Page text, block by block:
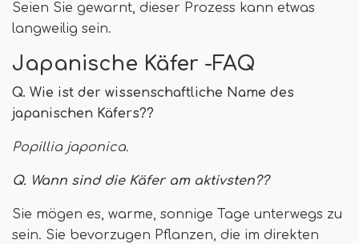
Seien Sie gewarnt, dieser Prozess kann etwas
langweilig sein.
Japanische Käfer -FAQ
Q. Wie ist der wissenschaftliche Name des
japanischen Käfers??
Popillia japonica.
Q. Wann sind die Käfer am aktivsten??
Sie mögen es, warme, sonnige Tage unterwegs zu
sein. Sie bevorzugen Pflanzen, die im direkten